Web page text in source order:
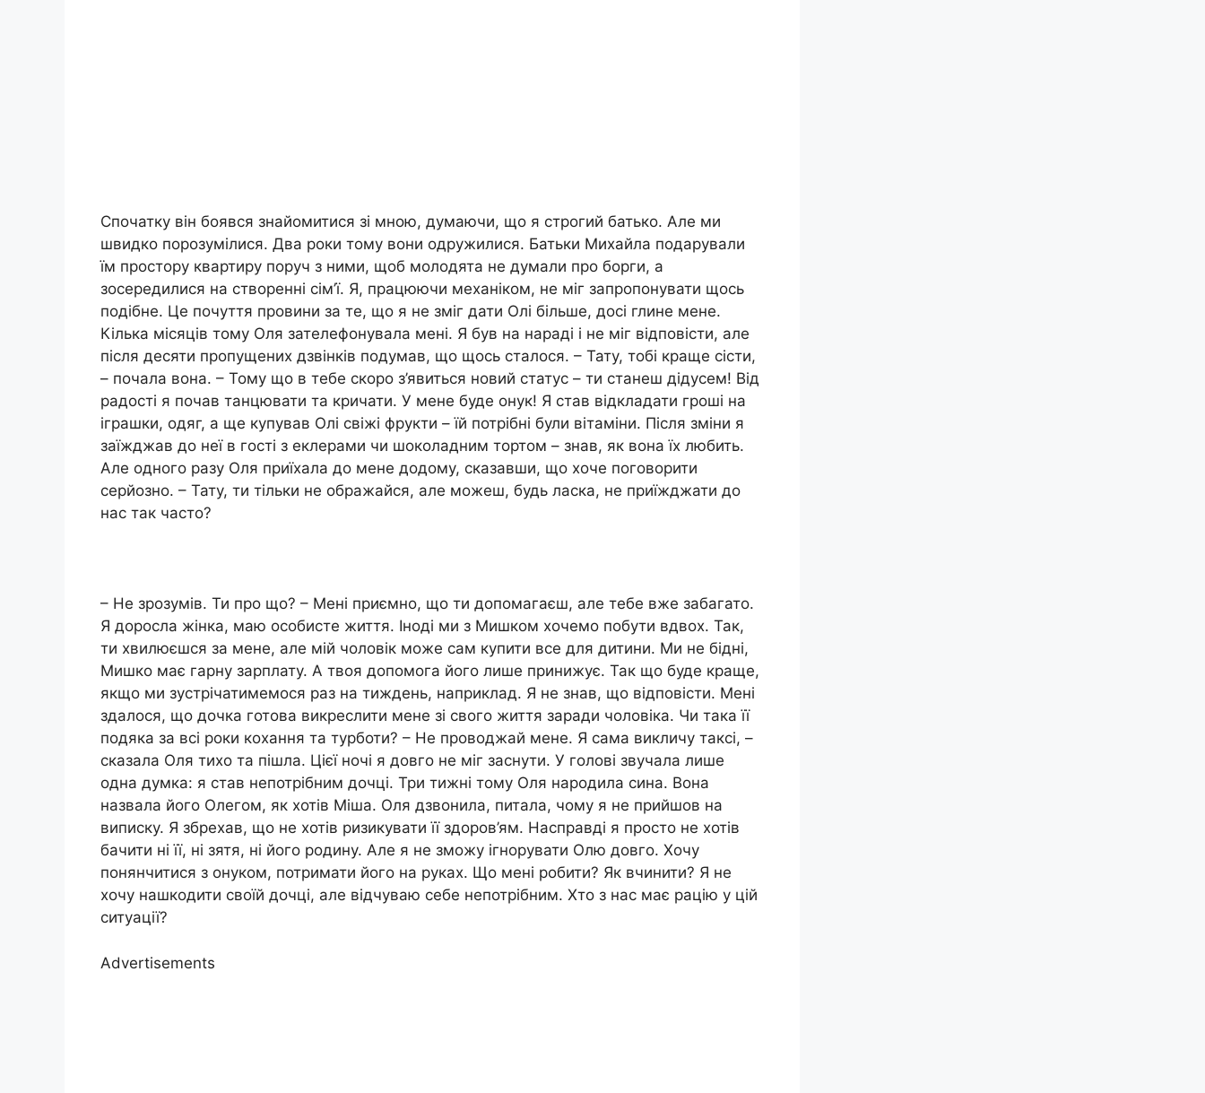
Спочатку він боявся знайомитися зі мною, думаючи, що я строгий батько. Але ми
швидко порозумілися. Два роки тому вони одружилися. Батьки Михайла подарували
їм простору квартиру поруч з ними, щоб молодята не думали про борги, а
зосередилися на створенні сім’ї. Я, працюючи механіком, не міг запропонувати щось
подібне. Це почуття провини за те, що я не зміг дати Олі більше, досі глине мене.
Кілька місяців тому Оля зателефонувала мені. Я був на нараді і не міг відповісти, але
після десяти пропущених дзвінків подумав, що щось сталося. – Тату, тобі краще сісти,
– почала вона. – Тому що в тебе скоро з’явиться новий статус – ти станеш дідусем! Від
радості я почав танцювати та кричати. У мене буде онук! Я став відкладати гроші на
іграшки, одяг, а ще купував Олі свіжі фрукти – їй потрібні були вітаміни. Після зміни я
заїжджав до неї в гості з еклерами чи шоколадним тортом – знав, як вона їх любить.
Але одного разу Оля приїхала до мене додому, сказавши, що хоче поговорити
серйозно. – Тату, ти тільки не ображайся, але можеш, будь ласка, не приїжджати до
нас так часто?
– Не зрозумів. Ти про що? – Мені приємно, що ти допомагаєш, але тебе вже забагато.
Я доросла жінка, маю особисте життя. Іноді ми з Мишком хочемо побути вдвох. Так,
ти хвилюєшся за мене, але мій чоловік може сам купити все для дитини. Ми не бідні,
Мишко має гарну зарплату. А твоя допомога його лише принижує. Так що буде краще,
якщо ми зустрічатимемося раз на тиждень, наприклад. Я не знав, що відповісти. Мені
здалося, що дочка готова викреслити мене зі свого життя заради чоловіка. Чи така її
подяка за всі роки кохання та турботи? – Не проводжай мене. Я сама викличу таксі, –
сказала Оля тихо та пішла. Цієї ночі я довго не міг заснути. У голові звучала лише
одна думка: я став непотрібним дочці. Три тижні тому Оля народила сина. Вона
назвала його Олегом, як хотів Міша. Оля дзвонила, питала, чому я не прийшов на
виписку. Я збрехав, що не хотів ризикувати її здоров’ям. Насправді я просто не хотів
бачити ні її, ні зятя, ні його родину. Але я не зможу ігнорувати Олю довго. Хочу
понянчитися з онуком, потримати його на руках. Що мені робити? Як вчинити? Я не
хочу нашкодити своїй дочці, але відчуваю себе непотрібним. Хто з нас має рацію у цій
ситуації?
Advertisements